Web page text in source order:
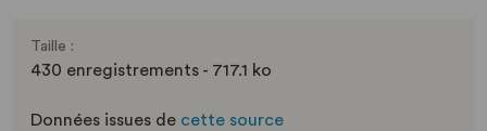
Taille :
430 enregistrements - 717.1 ko
Données issues de cette source